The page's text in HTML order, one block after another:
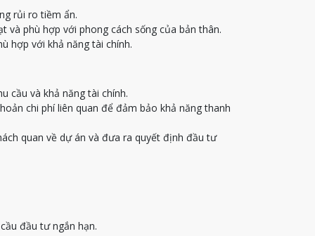
rủi ro tiềm ẩn.
phù hợp với phong cách sống của bản thân.
hợp với khả năng tài chính.
cầu và khả năng tài chính.
chi phí liên quan để đảm bảo khả năng thanh
quan về dự án và đưa ra quyết định đầu tư
đầu tư ngắn hạn.